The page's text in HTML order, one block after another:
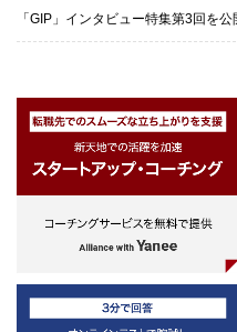
「GIP」インタビュー特集第3回を